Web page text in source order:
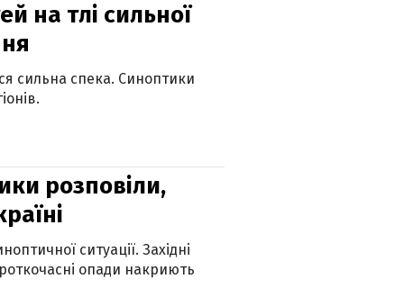
на тлі сильної
сильна спека. Синоптики
розповіли,
ситуації. Західні
опади накриють